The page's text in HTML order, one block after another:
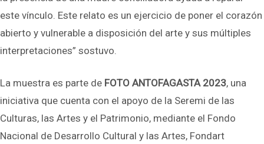
este vínculo. Este relato es un ejercicio de poner el corazón
abierto y vulnerable a disposición del arte y sus múltiples
interpretaciones” sostuvo.
La muestra es parte de FOTO ANTOFAGASTA 2023, una
iniciativa que cuenta con el apoyo de la Seremi de las
Culturas, las Artes y el Patrimonio, mediante el Fondo
Nacional de Desarrollo Cultural y las Artes, Fondart